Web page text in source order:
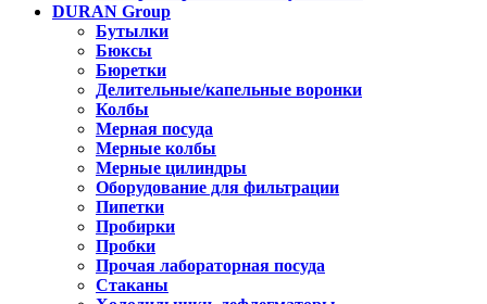
DURAN Group
Бутылки
Бюксы
Бюретки
Делительные/капельные воронки
Колбы
Мерная посуда
Мерные колбы
Мерные цилиндры
Оборудование для фильтрации
Пипетки
Пробирки
Пробки
Прочая лабораторная посуда
Стаканы